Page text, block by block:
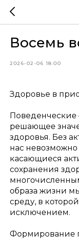
Восемь
2026-02-06 18:00
Здоровье в
решающее
здоровья. Без
нас
касающиеся
сохранения
образа жизни
среду, в
исключением.
Формирование